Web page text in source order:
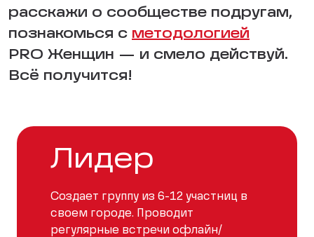
расскажи о сообществе подругам,
познакомься с методологией
PRO Женщин — и смело действуй.
Всё получится!
Лидер
Создает группу из 6-12 участниц в
своем городе. Проводит
регулярные встречи офлайн/